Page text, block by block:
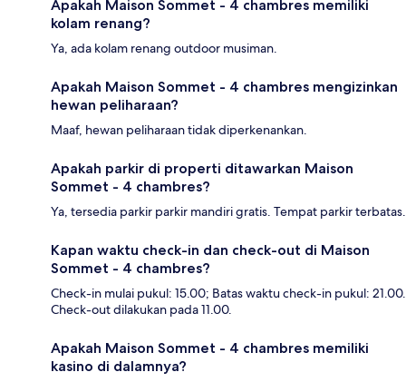
Apakah Maison Sommet - 4 chambres memiliki
kolam renang?
Ya, ada kolam renang outdoor musiman.
Apakah Maison Sommet - 4 chambres mengizinkan
hewan peliharaan?
Maaf, hewan peliharaan tidak diperkenankan.
Apakah parkir di properti ditawarkan Maison
Sommet - 4 chambres?
Ya, tersedia parkir parkir mandiri gratis. Tempat parkir terbatas.
Kapan waktu check-in dan check-out di Maison
Sommet - 4 chambres?
Check-in mulai pukul: 15.00; Batas waktu check-in pukul: 21.00.
Check-out dilakukan pada 11.00.
Apakah Maison Sommet - 4 chambres memiliki
kasino di dalamnya?